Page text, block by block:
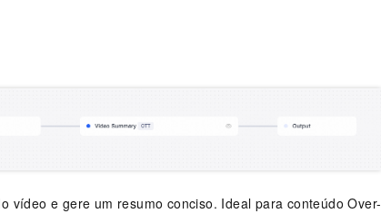
vídeo e gere um resumo conciso. Ideal para conteúdo Over-